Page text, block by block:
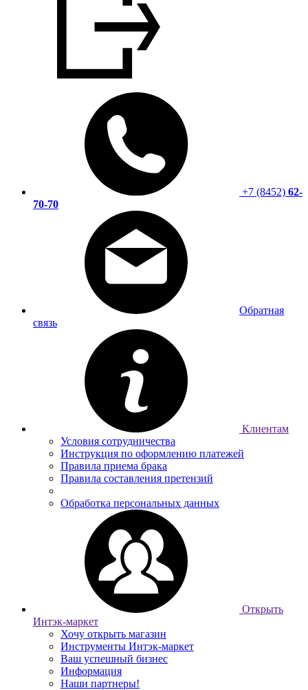
+7 (8452) 62-
70-70
Обратная
связь
Клиентам
Условия сотрудничества
Инструкция по оформлению платежей
Правила приема брака
Правила составления претензий
Обработка персональных данных
Открыть
Интэк-маркет
Хочу открыть магазин
Инструменты Интэк-маркет
Ваш успешный бизнес
Информация
Наши партнеры!